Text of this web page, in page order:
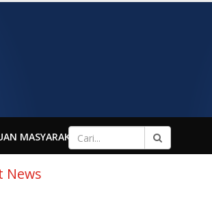
MASYARAKAT
News